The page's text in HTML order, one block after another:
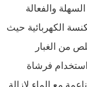
والفعالة
الكهربائية حيث
من الغبار
استخدام فرشاة
مع الماء لإزالة